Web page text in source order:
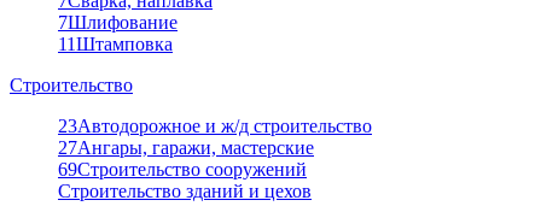
7Шлифование
11Штамповка
Строительство
23Автодорожное и ж/д строительство
27Ангары, гаражи, мастерские
69Строительство сооружений
Строительство зданий и цехов